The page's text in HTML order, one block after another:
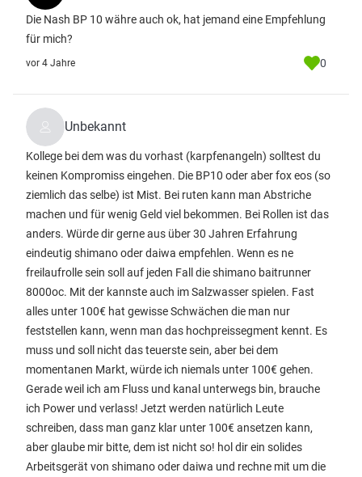
Die Nash BP 10 währe auch ok, hat jemand eine Empfehlung
für mich?
vor 4 Jahre 0
Unbekannt
Kollege bei dem was du vorhast (karpfenangeln) solltest du
keinen Kompromiss eingehen. Die BP10 oder aber fox eos (so
ziemlich das selbe) ist Mist. Bei ruten kann man Abstriche
machen und für wenig Geld viel bekommen. Bei Rollen ist das
anders. Würde dir gerne aus über 30 Jahren Erfahrung
eindeutig shimano oder daiwa empfehlen. Wenn es ne
freilaufrolle sein soll auf jeden Fall die shimano baitrunner
8000oc. Mit der kannste auch im Salzwasser spielen. Fast
alles unter 100€ hat gewisse Schwächen die man nur
feststellen kann, wenn man das hochpreissegment kennt. Es
muss und soll nicht das teuerste sein, aber bei dem
momentanen Markt, würde ich niemals unter 100€ gehen.
Gerade weil ich am Fluss und kanal unterwegs bin, brauche
ich Power und verlass! Jetzt werden natürlich Leute
schreiben, dass man ganz klar unter 100€ ansetzen kann,
aber glaube mir bitte, dem ist nicht so! hol dir ein solides
Arbeitsgerät von shimano oder daiwa und rechne mit um die